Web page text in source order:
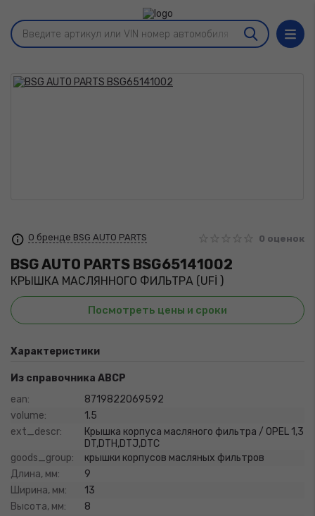
О бренде BSG AUTO PARTS 0 оценок
BSG AUTO PARTS BSG65141002
КРЫШКА МАСЛЯННОГО ФИЛЬТРА (UFİ )
Посмотреть цены и сроки
Характеристики
Из справочника ABCP
ean:
8719822069592
volume:
1.5
ext_descr:
Крышка корпуса масляного фильтра / OPEL 1,3
DT,DTH,DTJ,DTC
goods_group:
крышки корпусов масляных фильтров
Длина, мм:
9
Ширина, мм:
13
Высота, мм:
8